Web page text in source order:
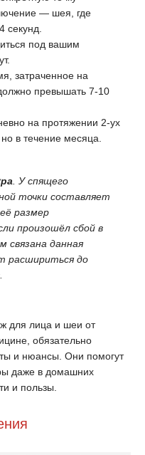
— шея, где
секунд.
под вашим
затраченное на
превышать 7-10
на протяжении 2-ух
в течение месяца.
. У спящего
точки составляет
размер
произошёл сбой в
связана данная
расшириться до
для лица и шеи от
обязательно
и нюансы. Они помогут
даже в домашних
и пользы.